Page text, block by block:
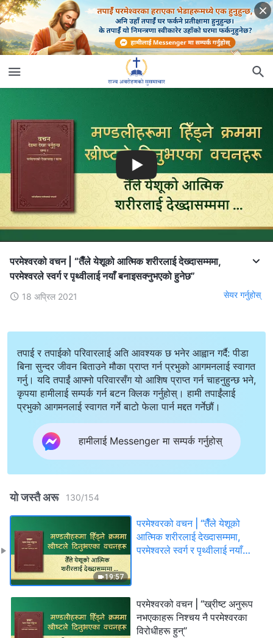
परमेश्‍वरको वचन | “तैँले येशूको आत्मिक शरीरलाई देख्दासम्ममा,
परमेश्‍वरले स्वर्ग र पृथ्वीलाई नयाँ बनाइसक्‍नुभएको हुनेछ”
18 अप्रिल 2021 सेयर गर्नुहोस्
तपाई र तपाईको परिवारलाई अति आवश्यक छ भनेर आह्वान गर्दै: पीडा
बिना सुन्दर जीवन बिताउने मौका प्राप्त गर्न प्रभुको आगमनलाई स्वागत
गर्नु। यदि तपाईं आफ्नो परिवारसँग यो आशिष प्राप्त गर्न चाहनुहुन्छ भने,
कृपया हामीलाई सम्पर्क गर्न बटन क्लिक गर्नुहोस्। हामी तपाईंलाई
प्रभुको आगमनलाई स्वागत गर्ने बाटो फेला पार्न मद्दत गर्नेछौं।
हामीलाई Messenger मा सम्पर्क गर्नुहोस्
यो जस्तै अरू 130/154
19:57
परमेश्‍वरको वचन | “तैँले येशूको
आत्मिक शरीरलाई देख्दासम्ममा,
परमेश्‍वरले स्वर्ग र पृथ्वीलाई नयाँ
परमेश्‍वरको वचन | “ख्रीष्ट अनुरूप
नभएकाहरू निश्‍चय नै परमेश्‍वरका
विरोधीहरू हुन्”